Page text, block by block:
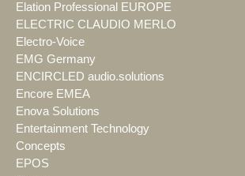
Elation Professional EUROPE
ELECTRIC CLAUDIO MERLO
Electro-Voice
EMG Germany
ENCIRCLED audio.solutions
Encore EMEA
Enova Solutions
Entertainment Technology
Concepts
EPOS